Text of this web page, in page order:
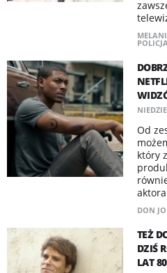
Od
który
DON
TEŻ
DZIŚ
LAT